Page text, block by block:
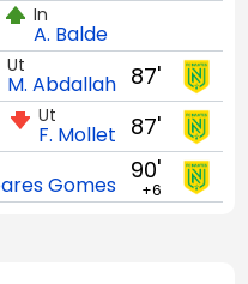
In
A. Balde
87'
Ut
M. Abdallah
87'
Ut
F. Mollet
90'
+6
Gomes